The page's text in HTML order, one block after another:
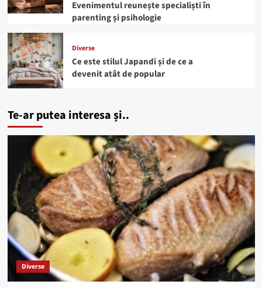
Evenimentul reunește specialiști în
parenting și psihologie
Diverse
Ce este stilul Japandi și de ce a
devenit atât de popular
Te-ar putea interesa și..
Diverse